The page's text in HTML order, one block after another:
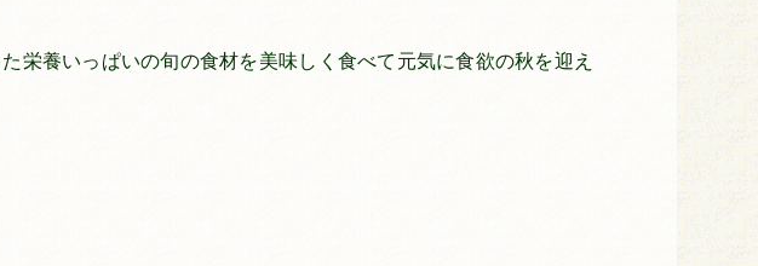
栄養いっぱいの旬の食材を美味しく食べて元気に食欲の秋を迎え